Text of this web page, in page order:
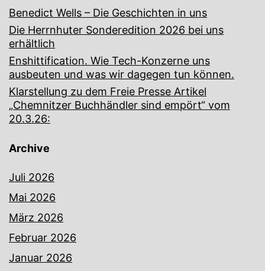
Benedict Wells – Die Geschichten in uns
Die Herrnhuter Sonderedition 2026 bei uns
erhältlich
Enshittification. Wie Tech-Konzerne uns
ausbeuten und was wir dagegen tun können.
Klarstellung zu dem Freie Presse Artikel
„Chemnitzer Buchhändler sind empört“ vom
20.3.26:
Archive
Juli 2026
Mai 2026
März 2026
Februar 2026
Januar 2026